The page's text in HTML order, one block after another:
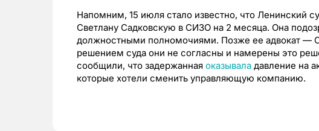
Напомним, 15 июля стало известно, что Ленинский
Светлану Садковскую в СИЗО на 2 месяца. Она
должностными полномочиями. Позже ее адвокат —
решением суда они не согласны и намерены это
сообщили, что задержанная оказывала давление на
которые хотели сменить управляющую компанию.